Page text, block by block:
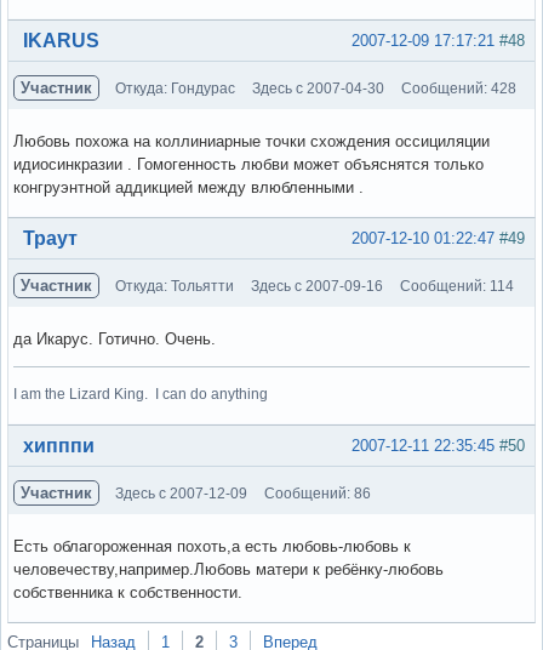
Вне форума #48
2007-12-09 17:17:21
IKARUS
Участник Откуда: Гондурас Здесь с 2007-04-30 Сообщений: 428
Любовь похожа на коллиниарные точки схождения оссициляции
идиосинкразии . Гомогенность любви может объяснятся только
конгруэнтной аддикцией между влюбленными .
Вне форума #49
2007-12-10 01:22:47
Траут
Участник Откуда: Тольятти Здесь с 2007-09-16 Сообщений: 114
да Икарус. Готично. Очень.
I am the Lizard King. I can do anything
Вне форума #50
2007-12-11 22:35:45
хипппи
Участник Здесь с 2007-12-09 Сообщений: 86
Есть облагороженная похоть,а есть любовь-любовь к
человечеству,например.Любовь матери к ребёнку-любовь
собственника к собственности.
Вне форума
Страницы Назад 1 2 3 Вперед